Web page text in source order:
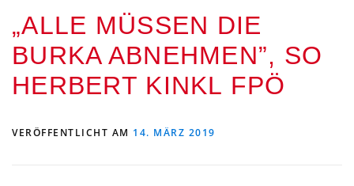
TERMINE MITMACHEN! KONTAKT
„ALLE MÜSSEN DIE
BURKA ABNEHMEN”, SO
HERBERT KINKL FPÖ
VERÖFFENTLICHT AM 14. MÄRZ 2019